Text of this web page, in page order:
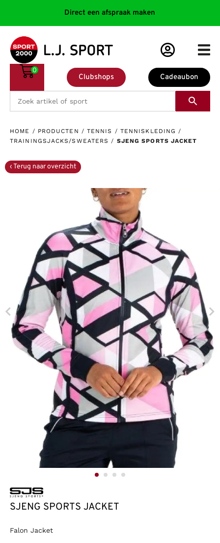
Direct een afspraak maken
Cadeaubon
Clubshops
0
HOME / PRODUCTEN / TENNIS / TENNISKLEDING /
TRAININGSJACKS/SWEATERS / SJENG SPORTS JACKET
SJENG SPORTS JACKET
Falon Jacket